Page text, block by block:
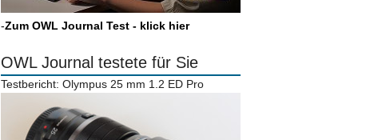
-Zum OWL Journal Test - klick hier
OWL Journal testete für Sie
Testbericht: Olympus 25 mm 1.2 ED Pro